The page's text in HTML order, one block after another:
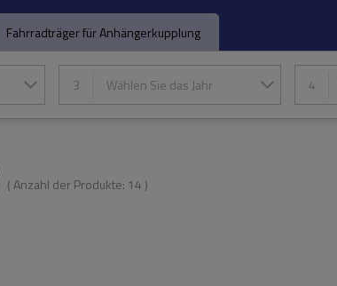
Fahrradträger für Anhängerkupplung
3 Wählen Sie das Jahr 4
( Anzahl der Produkte: 14 )